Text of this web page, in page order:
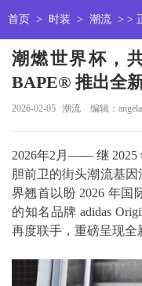
首页 > 时装 > 潮流 > >
潮燃世界杯，
BAPE® 推出全
2026-02-05 潮流 编辑：angela
2026年2月—— 继 2025
胆前卫的街头潮流基
界翘首以盼 2026 年国
的知名品牌 adidas
再度联手，重磅呈现全